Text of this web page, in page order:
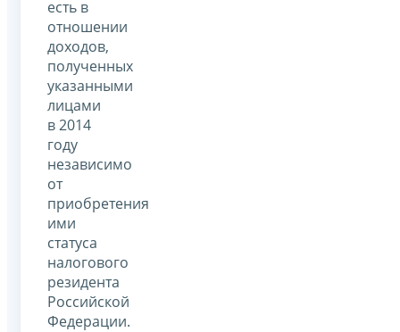
есть в
отношении
доходов,
полученных
указанными
лицами
в 2014
году
независимо
от
приобретения
ими
статуса
налогового
резидента
Российской
Федерации.